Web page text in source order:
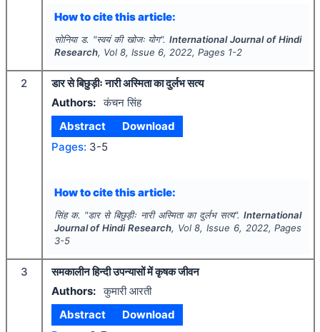
How to cite this article:
सोनिया ड. "स्वयं की खोजः योग".International Journal of Hindi
Research, Vol 8, Issue 6, 2022, Pages 1-2
2
डार से बिछुड़ीः नारी अस्मिता का दुर्लभ सत्य
Authors: कंचन सिंह
Abstract
Download
Pages: 3-5
How to cite this article:
सिंह क. "डार से बिछुड़ीः नारी अस्मिता का दुर्लभ सत्य".International
Journal of Hindi Research, Vol8, Issue 6, 2022, Pages
3-5
3
समकालीन हिन्दी उपन्यासों में कृषक जीवन
Authors: कुमारी आरती
Abstract
Download